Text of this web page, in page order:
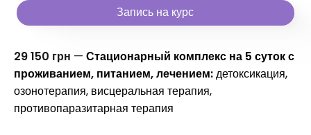
Запись на курс
29 150 грн — Стационарный комплекс на 5 суток с
проживанием, питанием, лечением:детоксикация,
озонотерапия, висцеральная терапия,
противопаразитарная терапия